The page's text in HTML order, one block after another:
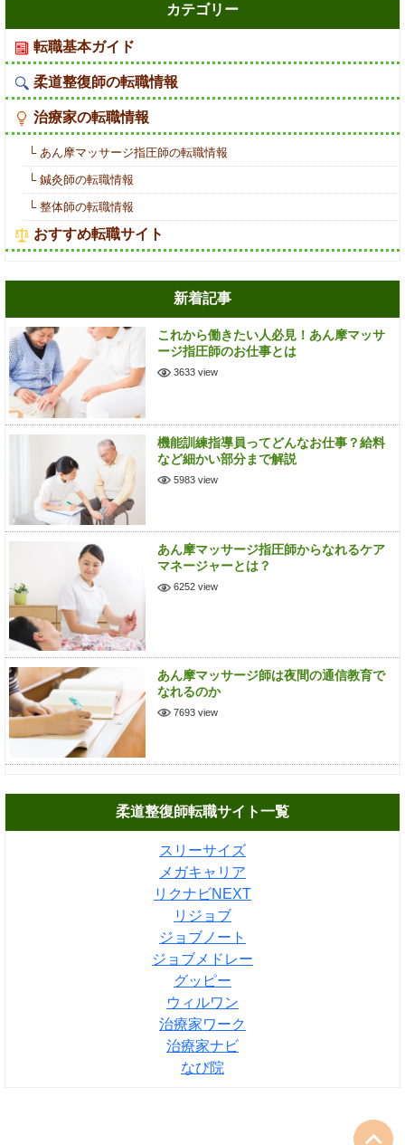
カテゴリー
転職基本ガイド
柔道整復師の転職情報
治療家の転職情報
└ あん摩マッサージ指圧師の転職情報
└ 鍼灸師の転職情報
└ 整体師の転職情報
おすすめ転職サイト
新着記事
これから働きたい人必見！あん摩マッサ
ージ指圧師のお仕事とは
3633 view
機能訓練指導員ってどんなお仕事？給料
など細かい部分まで解説
5983 view
あん摩マッサージ指圧師からなれるケア
マネージャーとは？
6252 view
あん摩マッサージ師は夜間の通信教育で
なれるのか
7693 view
柔道整復師転職サイト一覧
スリーサイズ
メガキャリア
リクナビNEXT
リジョブ
ジョブノート
ジョブメドレー
グッピー
ウィルワン
治療家ワーク
治療家ナビ
なび院